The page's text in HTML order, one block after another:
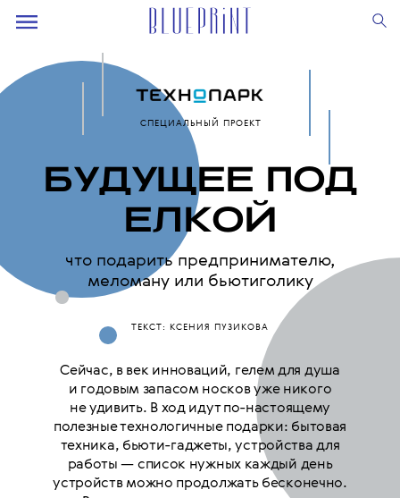
СПЕЦИАЛЬНЫЙ ПРОЕКТ
БУДУЩЕЕ ПОД
ЕЛКОЙ
что подарить предпринимателю,
меломану или бьютиголику
ТЕКСТ: КСЕНИЯ ПУЗИКОВА
Сейчас, в век инноваций, гелем для душа
и годовым запасом носков уже никого
не удивить. В ход идут по-настоящему
полезные технологичные подарки: бытовая
техника, бьюти-гаджеты, устройства для
работы — список нужных каждый день
устройств можно продолжать бесконечно.